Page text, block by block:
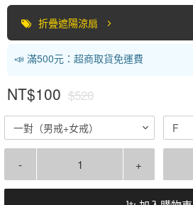
折疊遮陽涼扇
📣 滿500元：超商取貨免運費
NT$100 $520
一對（男戒+女戒） F
- +